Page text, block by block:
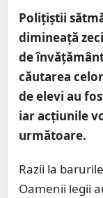
Polițiștii
dimineață
de
căutarea
de elevi au
iar acțiunile
următoare.
Razii la
Oamenii legii